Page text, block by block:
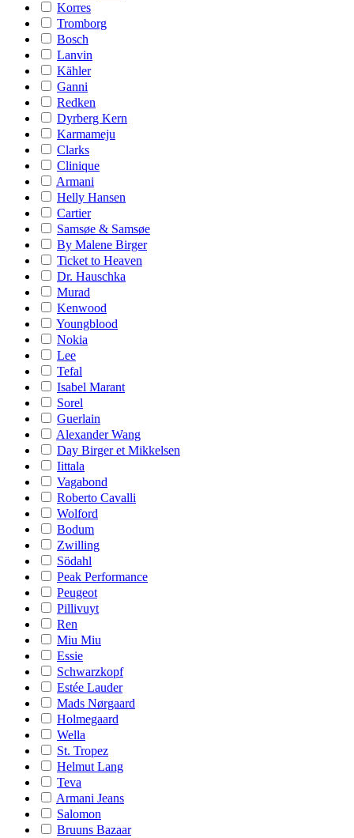
Korres
Tromborg
Bosch
Lanvin
Kähler
Ganni
Redken
Dyrberg Kern
Karmameju
Clarks
Clinique
Armani
Helly Hansen
Cartier
Samsøe & Samsøe
By Malene Birger
Ticket to Heaven
Dr. Hauschka
Murad
Kenwood
Youngblood
Nokia
Lee
Tefal
Isabel Marant
Sorel
Guerlain
Alexander Wang
Day Birger et Mikkelsen
Iittala
Vagabond
Roberto Cavalli
Wolford
Bodum
Zwilling
Södahl
Peak Performance
Peugeot
Pillivuyt
Ren
Miu Miu
Essie
Schwarzkopf
Estée Lauder
Mads Nørgaard
Holmegaard
Wella
St. Tropez
Helmut Lang
Teva
Armani Jeans
Salomon
Bruuns Bazaar